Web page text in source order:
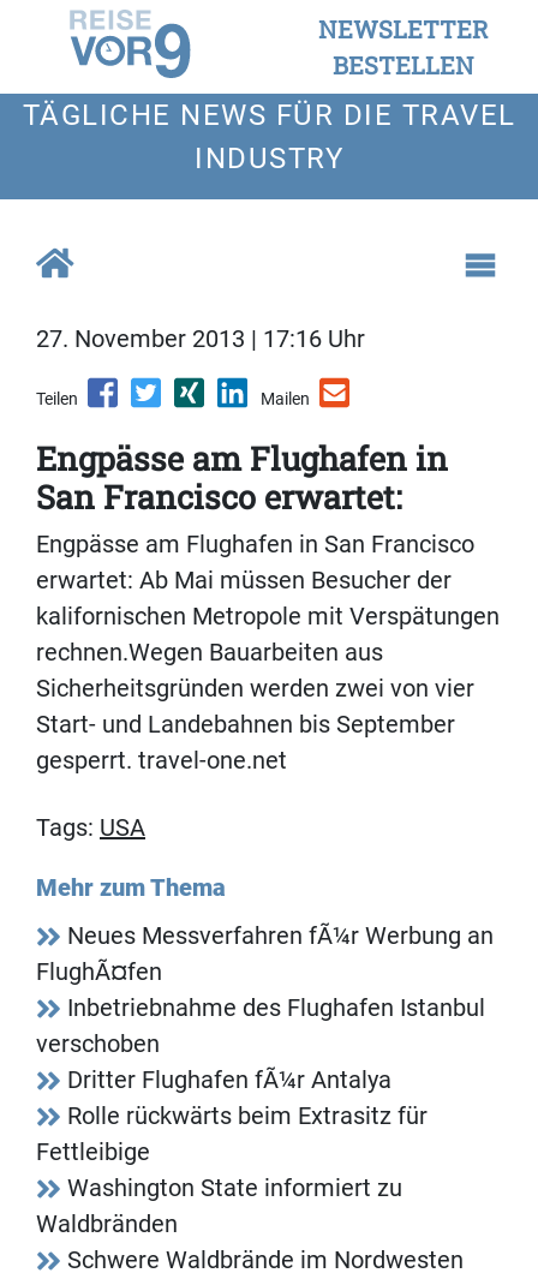
NEWSLETTER
BESTELLEN
TÄGLICHE NEWS FÜR DIE TRAVEL
INDUSTRY
27. November 2013 | 17:16 Uhr
Teilen Mailen
Engpässe am Flughafen in
San Francisco erwartet:
Engpässe am Flughafen in San Francisco
erwartet: Ab Mai müssen Besucher der
kalifornischen Metropole mit Verspätungen
rechnen.Wegen Bauarbeiten aus
Sicherheitsgründen werden zwei von vier
Start- und Landebahnen bis September
gesperrt. travel-one.net
Tags: USA
Mehr zum Thema
Neues Messverfahren fÃ¼r Werbung an
FlughÃ¤fen
Inbetriebnahme des Flughafen Istanbul
verschoben
Dritter Flughafen fÃ¼r Antalya
Rolle rückwärts beim Extrasitz für
Fettleibige
Washington State informiert zu
Waldbränden
Schwere Waldbrände im Nordwesten